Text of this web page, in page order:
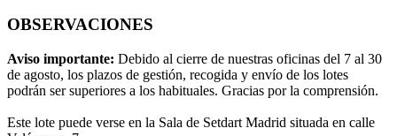
OBSERVACIONES
Aviso importante: Debido al cierre de nuestras oficinas del 7 al 30
de agosto, los plazos de gestión, recogida y envío de los lotes
podrán ser superiores a los habituales. Gracias por la comprensión.
Este lote puede verse en la Sala de Setdart Madrid situada en calle